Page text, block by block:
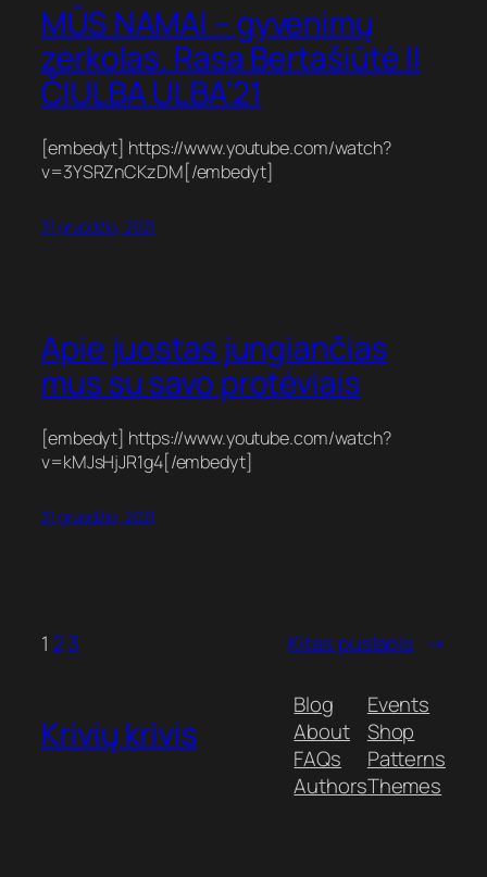
MŪS NAMAI – gyvenimų
zerkolas. Rasa Bertašiūtė ||
ČIULBA ULBA’21
[embedyt] https://www.youtube.com/watch?
v=3YSRZnCKzDM[/embedyt]
31 gruodžio, 2021
Apie juostas jungiančias
mus su savo protėviais
[embedyt] https://www.youtube.com/watch?
v=kMJsHjJR1g4[/embedyt]
31 gruodžio, 2021
1 2 3 Kitas puslapis →
Krivių krivis
Blog
About
FAQs
Authors
Events
Shop
Patterns
Themes